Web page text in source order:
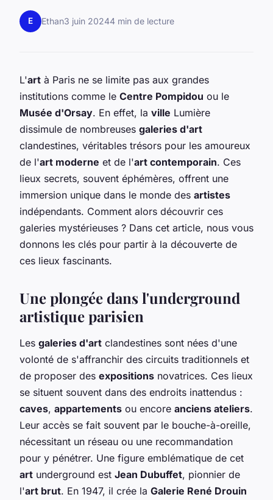
E Ethan3 juin 20244 min de lecture
L'art à Paris ne se limite pas aux grandes
institutions comme le Centre Pompidou ou le
Musée d'Orsay. En effet, la ville Lumière
dissimule de nombreuses galeries d'art
clandestines, véritables trésors pour les amoureux
de l'art moderne et de l'art contemporain. Ces
lieux secrets, souvent éphémères, offrent une
immersion unique dans le monde des artistes
indépendants. Comment alors découvrir ces
galeries mystérieuses ? Dans cet article, nous vous
donnons les clés pour partir à la découverte de
ces lieux fascinants.
Une plongée dans l'underground
artistique parisien
Les galeries d'art clandestines sont nées d'une
volonté de s'affranchir des circuits traditionnels et
de proposer des expositions novatrices. Ces lieux
se situent souvent dans des endroits inattendus :
caves, appartements ou encore anciens ateliers.
Leur accès se fait souvent par le bouche-à-oreille,
nécessitant un réseau ou une recommandation
pour y pénétrer. Une figure emblématique de cet
art underground est Jean Dubuffet, pionnier de
l'art brut. En 1947, il crée la Galerie René Drouin